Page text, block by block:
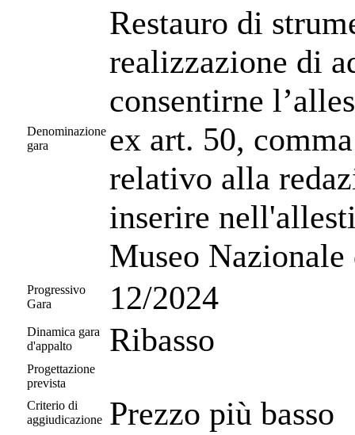
Denominazione
gara
Restauro di
realizzazione di
consentirne
ex art. 50,
relativo alla
inserire
Museo
Progressivo
Gara
12/2024
Dinamica gara
d'appalto
Ribasso
Progettazione
prevista
Criterio di
aggiudicazione Prezzo più basso